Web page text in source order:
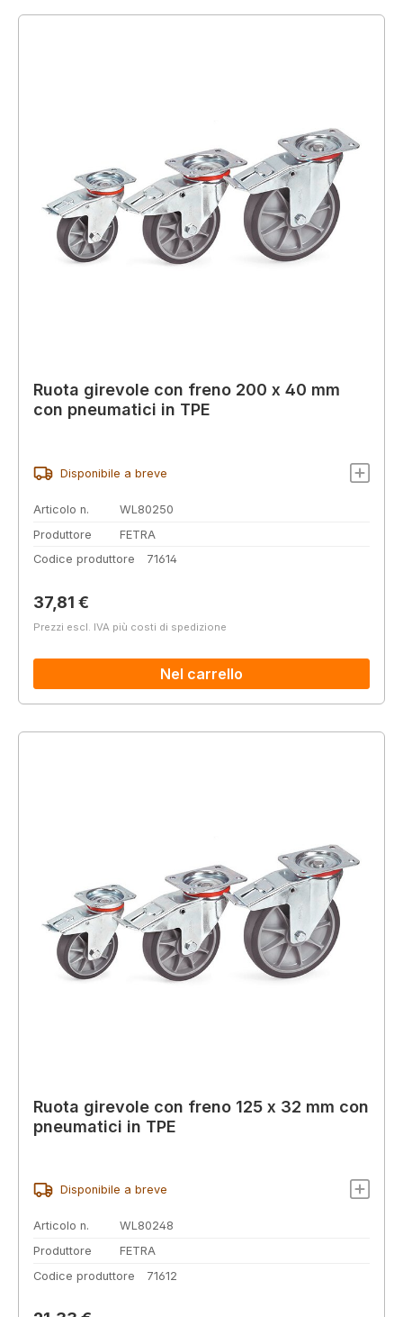
Ruota girevole con freno 200 x 40 mm
con pneumatici in TPE
Disponibile a breve
Articolo n.
WL80250
Produttore
FETRA
Codice produttore
71614
Prezzo normale:
37,81 €
Prezzi escl. IVA più costi di spedizione
Nel carrello
Ruota girevole con freno 125 x 32 mm con
pneumatici in TPE
Disponibile a breve
Articolo n.
WL80248
Produttore
FETRA
Codice produttore
71612